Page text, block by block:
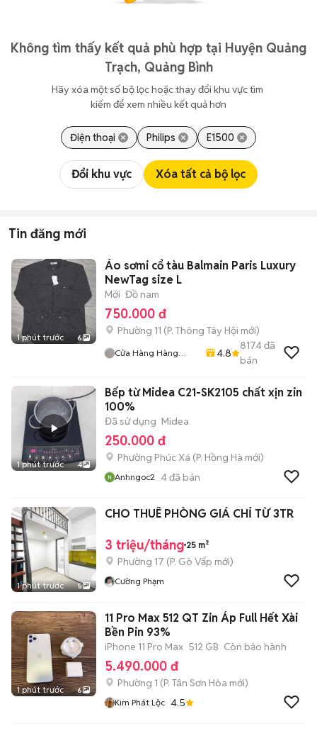
Không tìm thấy kết quả phù hợp tại Huyện Quảng
Trạch, Quảng Bình
Hãy xóa một số bộ lọc hoặc thay đổi khu vực tìm
kiếm để xem nhiều kết quả hơn
Điện thoại Philips E1500
Đổi khu vực Xóa tất cả bộ lọc
Tin đăng mới
1 phút trước 6
Áo sơmi cổ tàu Balmain Paris Luxury
NewTag size L
Mới Đồ nam
750.000 đ
Phường 11 (P. Thông Tây Hội mới)
Cửa Hàng Hàng
4.8
8174đã
bán
1 phút trước 4
Bếp từ Midea C21-SK2105 chất xịn zin
100%
Đã sử dụng Midea
250.000 đ
Phường Phúc Xá (P. Hồng Hà mới)
Anhngoc2 4đã bán
1 phút trước 5
CHO THUÊ PHÒNG GIÁ CHỈ TỪ 3TR
3 triệu/tháng 25 m²
Phường 17 (P. Gò Vấp mới)
Cường Phạm
1 phút trước 6
11 Pro Max 512 QT Zin Áp Full Hết Xài
Bền Pin 93%
iPhone 11 Pro Max 512 GB Còn bảo hành
5.490.000 đ
Phường 1 (P. Tân Sơn Hòa mới)
Kim Phát Lộc 4.5